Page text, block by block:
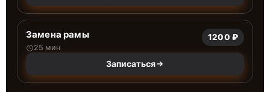
Замена рамы
25 мин
1200 ₽
Записаться